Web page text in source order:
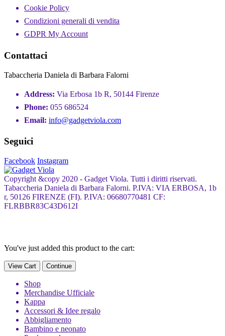
Cookie Policy
Condizioni generali di vendita
GDPR My Account
Contattaci
Tabaccheria Daniela di Barbara Falorni
Address: Via Erbosa 1b R, 50144 Firenze
Phone: 055 686524
Email: info@gadgetviola.com
Seguici
Facebook Instagram
Copyright &copy 2020 - Gadget Viola. Tutti i diritti riservati.
Tabaccheria Daniela di Barbara Falorni. P.IVA: VIA ERBOSA, 1b
r, 50126 FIRENZE (FI). P.IVA: 06680770481 CF:
FLRBBR83C43D612I
You've just added this product to the cart:
View Cart Continue
Shop
Merchandise Ufficiale
Kappa
Accessori & Idee regalo
Abbigliamento
Bambino e neonato